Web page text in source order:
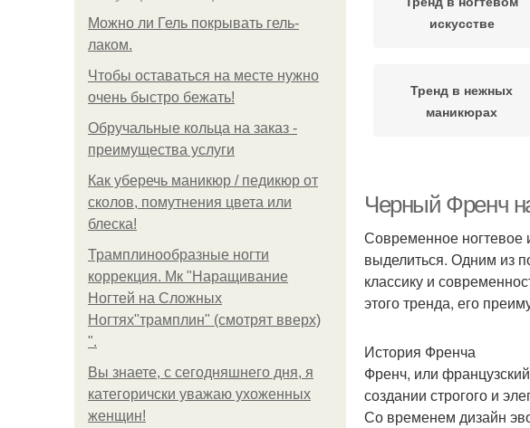
Можно ли Гель покрывать гель-
лаком.
Чтобы оставаться на месте нужно
очень быстро бежать!
Обручальные кольца на заказ -
преимущества услуги
Как уберечь маникюр / педикюр от
сколов, помутнения цвета или
блеска!
Трамплинообразные ногти
коррекция. Мк "Наращивание
Ногтей на Сложных
Ногтях"трамплин" (смотрят вверх)
".
Вы знаете, с сегодняшнего дня, я
категоричски уважаю ухоженных
женщин!
искусстве
Тренд в нежных
маникюрах
Черный Френч
Современное ногтевое
выделиться. Одним из
классику и
этого тренда, его
История Френча
Френч, или
создании строгого и
Со временем дизайн